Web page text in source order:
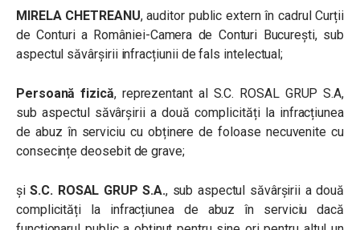
MIRELA CHETREANU, auditor public extern în cadrul Curții
de Conturi a României-Camera de Conturi București, sub
aspectul săvârșirii infracțiunii de fals intelectual;
Persoană fizică, reprezentant al S.C. ROSAL GRUP S.A,
sub aspectul săvârșirii a două complicități la infracțiunea
de abuz în serviciu cu obținere de foloase necuvenite cu
consecințe deosebit de grave;
și S.C. ROSAL GRUP S.A., sub aspectul săvârșirii a două
complicități la infracțiunea de abuz în serviciu dacă